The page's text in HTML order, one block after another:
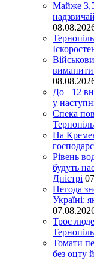
Майже 3,5
виманити
До +12
у
Спека
На
Рівень
будуть
Дністрі
Негода
Україні:
Троє
Томати
без оцту